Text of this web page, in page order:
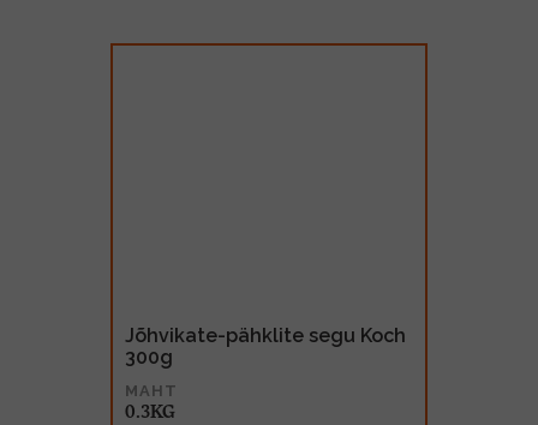
Jõhvikate-pähklite segu Koch
300g
MAHT
0.3KG